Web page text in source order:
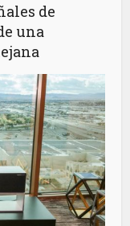
de
una